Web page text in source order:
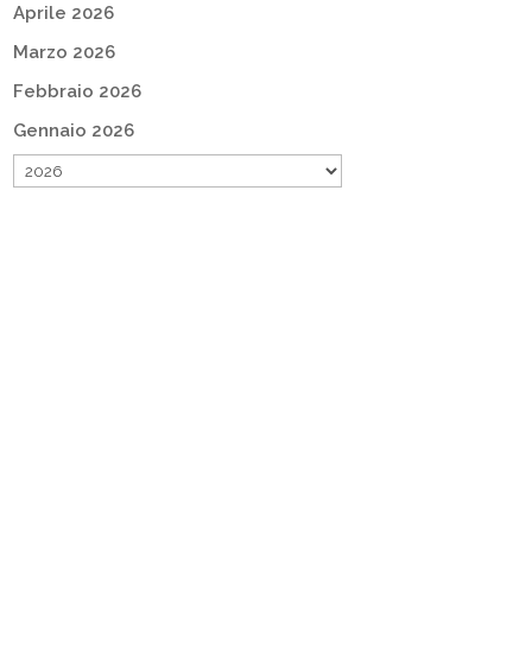
Aprile 2026
Marzo 2026
Febbraio 2026
Gennaio 2026